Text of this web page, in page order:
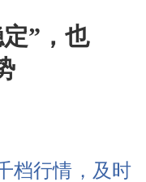
”，也
档行情，及时